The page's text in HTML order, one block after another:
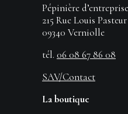
Pépinière
215 Rue Louis Pasteur
09340 Verniolle
tél. 06 08 67 86 08
SAV/Contact
La boutique